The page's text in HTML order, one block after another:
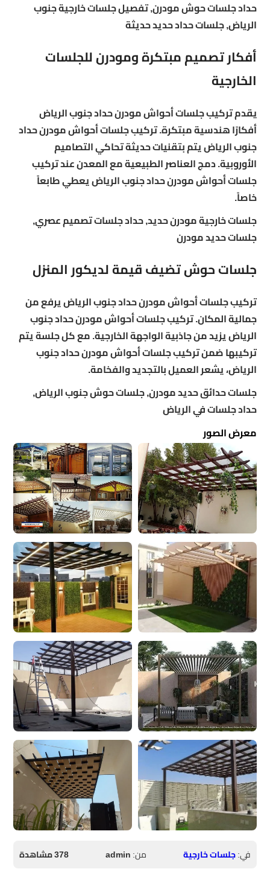
حداد جلسات حوش مودرن, تفصيل جلسات خارجية جنوب
الرياض, جلسات حداد حديد حديثة
أفكار تصميم مبتكرة ومودرن للجلسات
الخارجية
يقدم تركيب جلسات أحواش مودرن حداد جنوب الرياض
أفكارًا هندسية مبتكرة. تركيب جلسات أحواش مودرن حداد
جنوب الرياض يتم بتقنيات حديثة تحاكي التصاميم
الأوروبية. دمج العناصر الطبيعية مع المعدن عند تركيب
جلسات أحواش مودرن حداد جنوب الرياض يعطي طابعاً
خاصاً.
جلسات خارجية مودرن حديد, حداد جلسات تصميم عصري,
جلسات حديد مودرن
جلسات حوش تضيف قيمة لديكور المنزل
تركيب جلسات أحواش مودرن حداد جنوب الرياض يرفع من
جمالية المكان. تركيب جلسات أحواش مودرن حداد جنوب
الرياض يزيد من جاذبية الواجهة الخارجية. مع كل جلسة يتم
تركيبها ضمن تركيب جلسات أحواش مودرن حداد جنوب
الرياض، يشعر العميل بالتجديد والفخامة.
جلسات حدائق حديد مودرن, جلسات حوش جنوب الرياض,
حداد جلسات في الرياض
معرض الصور
في:جلسات خارجية من:admin
378 مشاهدة